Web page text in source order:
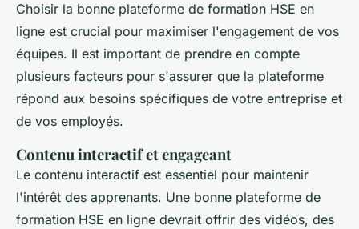
Choisir la bonne plateforme de formation HSE en
ligne est crucial pour maximiser l'engagement de vos
équipes. Il est important de prendre en compte
plusieurs facteurs pour s'assurer que la plateforme
répond aux besoins spécifiques de votre entreprise et
de vos employés.
Contenu interactif et engageant
Le contenu interactif est essentiel pour maintenir
l'intérêt des apprenants. Une bonne plateforme de
formation HSE en ligne devrait offrir des vidéos, des